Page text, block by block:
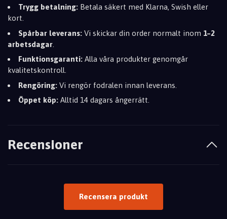
Trygg betalning: Betala säkert med Klarna, Swish eller
kort.
Spårbar leverans: Vi skickar din order normalt inom 1–2
arbetsdagar
Funktionsgaranti: Alla våra produkter genomgår
kvalitetskontroll.
Rengöring: Vi rengör fodralen innan leverans.
Öppet köp: Alltid 14 dagars ångerrätt.
Recensioner
Recensera produkt